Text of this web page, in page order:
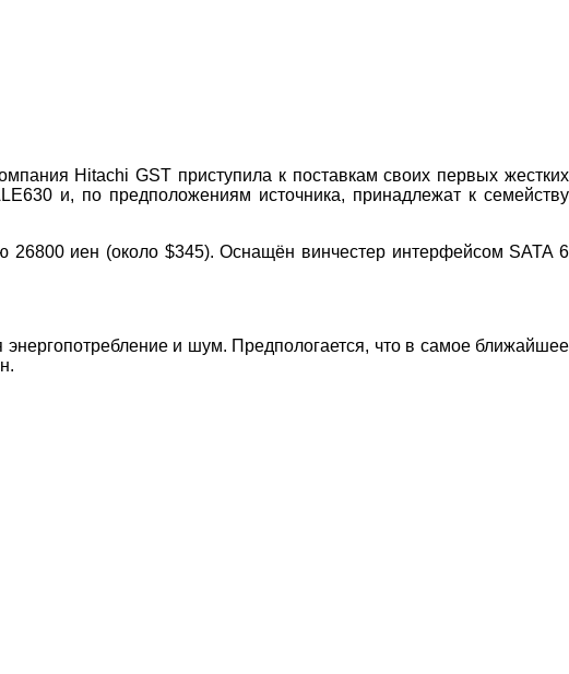
Hitachi GST приступила к поставкам своих первых жестких
и, по предположениям источника, принадлежат к семейству
26800 иен (около $345). Оснащён винчестер интерфейсом SATA 6
и шум. Предпологается, что в самое ближайшее